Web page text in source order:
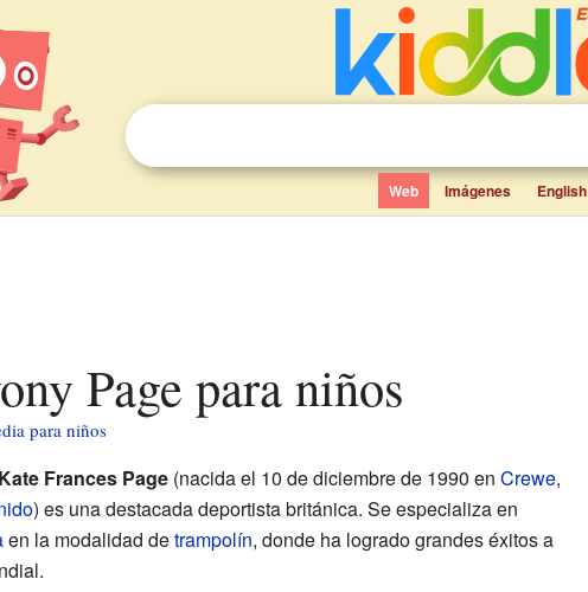
Web Imágenes English
Page para niños
para niños
Frances Page(nacida el 10 de diciembre de 1990 en Crewe,
) es una destacada deportista británica. Se especializa en
en la modalidad detrampolín, donde ha logrado grandes éxitos a